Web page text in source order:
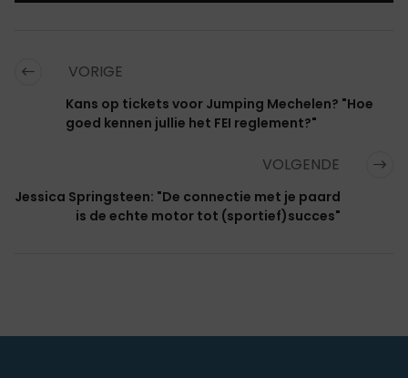
VORIGE
Kans op tickets voor Jumping Mechelen? "Hoe
goed kennen jullie het FEI reglement?"
VOLGENDE
Jessica Springsteen: "De connectie met je paard
is de echte motor tot (sportief)succes"